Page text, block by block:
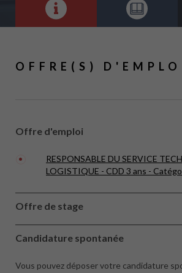
OFFRE(S)
Offre d'emploi
RESPONSABLE DU SERVICE
LOGISTIQUE - CDD 3 ans -
Offre de stage
Candidature spontanée
Vous pouvez déposer votre candidature